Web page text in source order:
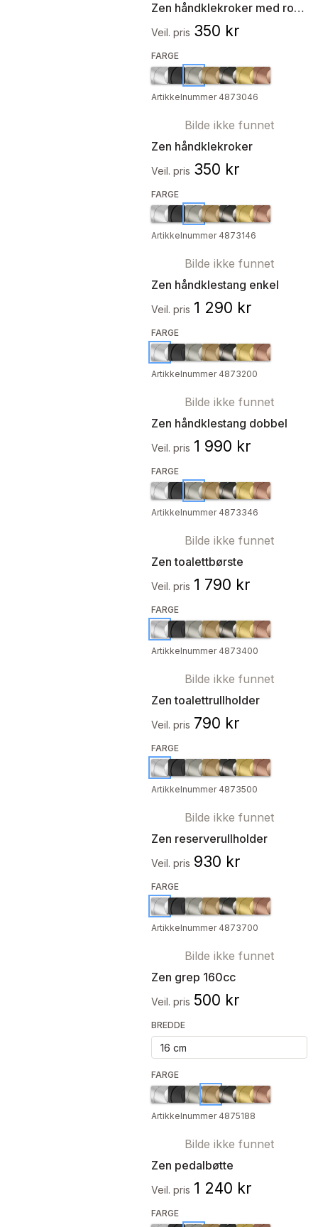
Zen håndklekroker med rosett
Veil. pris 350 kr
FARGE
Artikkelnummer 4873046
Bilde ikke funnet
Zen håndklekroker
Veil. pris 350 kr
FARGE
Artikkelnummer 4873146
Bilde ikke funnet
Zen håndklestang enkel
Veil. pris 1 290 kr
FARGE
Artikkelnummer 4873200
Bilde ikke funnet
Zen håndklestang dobbel
Veil. pris 1 990 kr
FARGE
Artikkelnummer 4873346
Bilde ikke funnet
Zen toalettbørste
Veil. pris 1 790 kr
FARGE
Artikkelnummer 4873400
Bilde ikke funnet
Zen toalettrullholder
Veil. pris 790 kr
FARGE
Artikkelnummer 4873500
Bilde ikke funnet
Zen reserverullholder
Veil. pris 930 kr
FARGE
Artikkelnummer 4873700
Bilde ikke funnet
Zen grep 160cc
Veil. pris 500 kr
BREDDE
16 cm
FARGE
Artikkelnummer 4875188
Bilde ikke funnet
Zen pedalbøtte
Veil. pris 1 240 kr
FARGE